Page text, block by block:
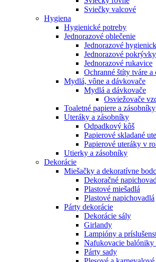
Sviečky valcové
Hygiena
Hygienické potreby
Jednorazové oblečenie
Jednorazové
Jednorazové
Jednorazové rukavice
Ochranné štíty tváre
Mydlá, vône a dávkovače
Mydlá a dávkovače
Osviežovače
Toaletné papiere a zásobníky
Uteráky a zásobníky
Odpadkový kôš
Papierové skladané
Papierové uteráky v
Utierky a zásobníky
Dekorácie
Miešačky a dekoratívne
Dekoračné
Plastové miešadlá
Plastové napichovadlá
Párty dekorácie
Dekorácie sály
Girlandy
Lampióny a
Nafukovacie balóniky
Párty sady